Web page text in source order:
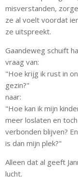
misverstanden,
ze al voelt voordat
ze uitspreekt.
Gaandeweg schuift
vraag van:
"Hoe krijg ik rust in
gezin?"
naar:
"Hoe kan ik mijn
meer loslaten en toch
verbonden blijven?
is dan mijn plek?"
Alleen dat al geeft
lucht.